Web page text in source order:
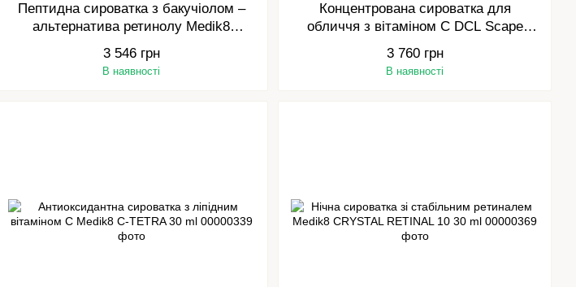
Пептидна сироватка з бакучіолом –
альтернатива ретинолу Medik8
BAKUCHIOL PEPTIDES 30 ml
3 546 грн
В наявності
Концентрована сироватка для
обличчя з вітаміном C DCL Scape
High Potency Serum 25%, 30 ml
3 760 грн
В наявності